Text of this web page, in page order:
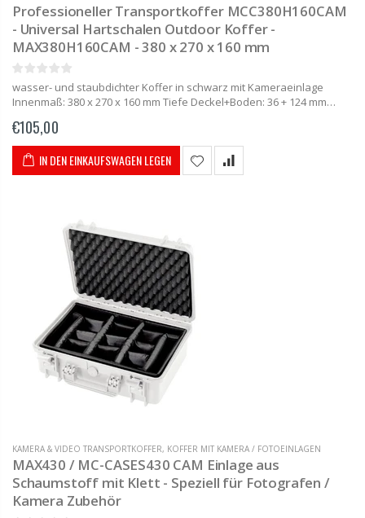
Professioneller Transportkoffer MCC380H160CAM
- Universal Hartschalen Outdoor Koffer -
MAX380H160CAM - 380 x 270 x 160 mm
wasser- und staubdichter Koffer in schwarz mit Kameraeinlage
Innenmaß: 380 x 270 x 160 mm Tiefe Deckel+Boden: 36 + 124 mm
€105,00
IN DEN EINKAUFSWAGEN LEGEN
KAMERA & VIDEO TRANSPORTKOFFER, KOFFER MIT KAMERA / FOTOEINLAGEN
MAX430 / MC-CASES430 CAM Einlage aus
Schaumstoff mit Klett - Speziell für Fotografen /
Kamera Zubehör